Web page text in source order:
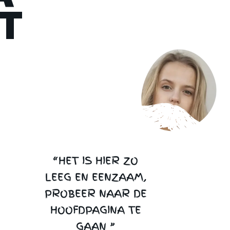
“HET IS HIER ZO
LEEG EN EENZAAM,
PROBEER NAAR DE
HOOFDPAGINA TE
GAAN ”